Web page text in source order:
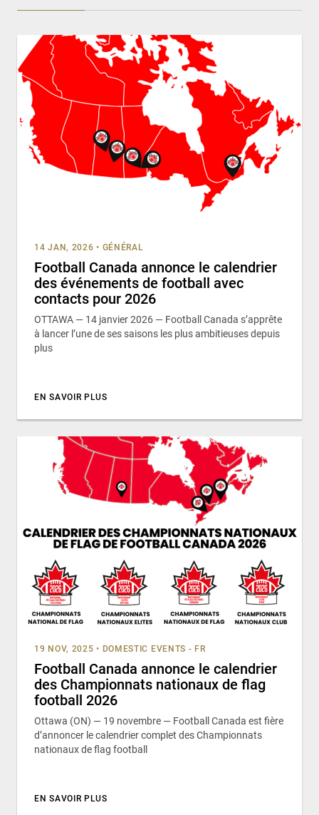
14 JAN, 2026 • GÉNÉRAL
Football Canada annonce le calendrier
des événements de football avec
contacts pour 2026
OTTAWA — 14 janvier 2026 — Football Canada s’apprête
à lancer l’une de ses saisons les plus ambitieuses depuis
plus
EN SAVOIR PLUS
19 NOV, 2025 • DOMESTIC EVENTS - FR
Football Canada annonce le calendrier
des Championnats nationaux de flag
football 2026
Ottawa (ON) — 19 novembre — Football Canada est fière
d’annoncer le calendrier complet des Championnats
nationaux de flag football
EN SAVOIR PLUS